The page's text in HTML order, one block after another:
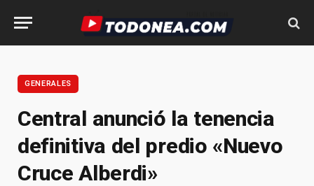
GENERALES
Central anunció la tenencia
definitiva del predio «Nuevo
Cruce Alberdi»